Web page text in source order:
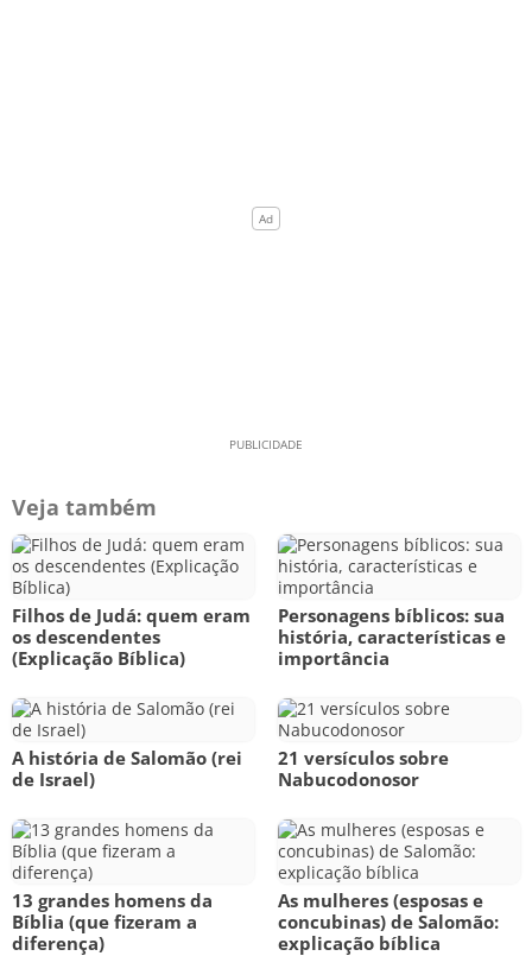
Veja também
Filhos de Judá: quem eram
os descendentes
(Explicação Bíblica)
Personagens bíblicos: sua
história, características e
importância
A história de Salomão (rei
de Israel)
21 versículos sobre
Nabucodonosor
13 grandes homens da
Bíblia (que fizeram a
diferença)
As mulheres (esposas e
concubinas) de Salomão:
explicação bíblica